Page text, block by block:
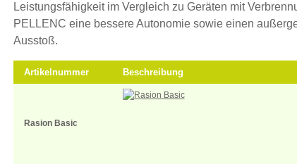
Leistungsfähigkeit im Vergleich zu Geräten mit
PELLENC eine bessere Autonomie sowie einen
Ausstoß.
Artikelnummer Beschreibung
Rasion Basic